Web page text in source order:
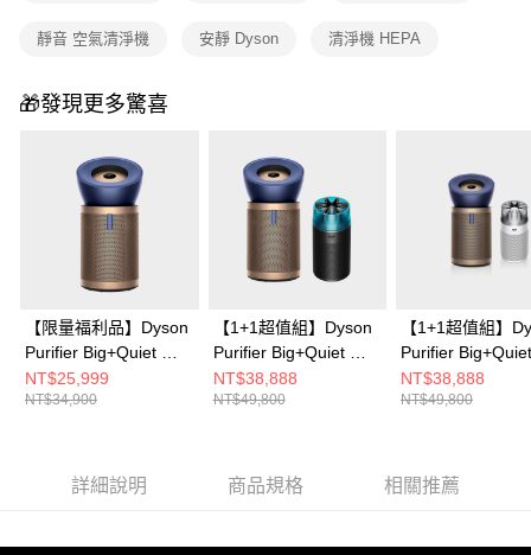
靜音 空氣清淨機 安靜 Dyson 清淨機 HEPA
🎁發現更多驚喜
【限量福利品】Dyson
Purifier Big+Quiet 強
效極淨甲醛偵測空氣清
淨機 普魯士藍及金色
NT$25,999
NT$34,900
【1+1超值組】Dyson
Purifier Big+Quiet 強
效極淨甲醛偵測空氣清
淨機BP04+ HushJet™
NT$38,888
NT$49,800
【1+1超值組】
Purifier
效極淨甲醛偵測
淨機BP04+
NT$38,888
NT$49,800
詳細說明 商品規格 相關推薦